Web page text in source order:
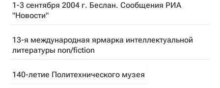
1-3 сентября 2004 г. Беслан. Сообщения РИА
"Новости"
13-я международная ярмарка интеллектуальной
литературы non/fiction
140-летие Политехнического музея